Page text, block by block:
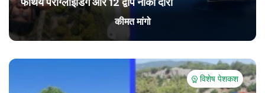
कीमत मांगो
विशेष पेशकश